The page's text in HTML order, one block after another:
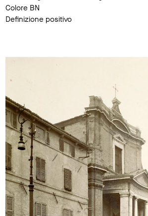
Colore BN
Definizione positivo